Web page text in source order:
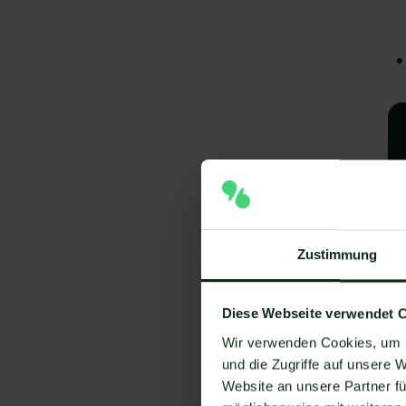
Zustimmung
Diese Webseite verwendet
Wir verwenden Cookies,
und die Zugriffe auf unsere
Website an unsere Partner